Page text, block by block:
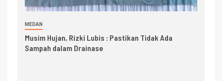
MEDAN
Musim Hujan, Rizki Lubis : Pastikan Tidak Ada
Sampah dalam Drainase